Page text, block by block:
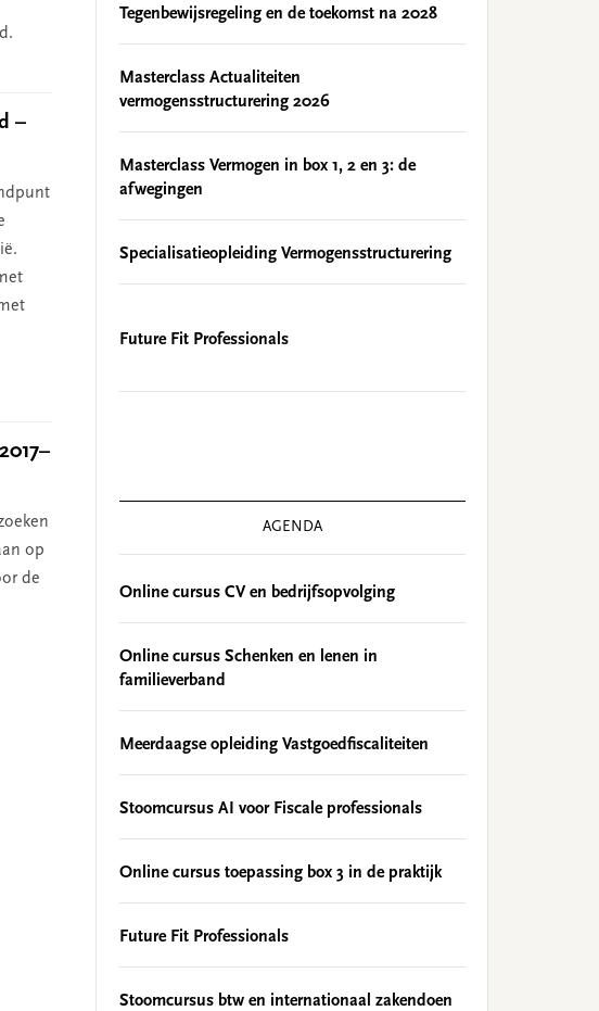
–
op
de
Tegenbewijsregeling en de toekomst na 2028
Masterclass Actualiteiten
vermogensstructurering 2026
Masterclass Vermogen in box 1, 2 en 3: de
afwegingen
Specialisatieopleiding Vermogensstructurering
Future Fit Professionals
AGENDA
Online cursus CV en bedrijfsopvolging
Online cursus Schenken en lenen in
familieverband
Meerdaagse opleiding Vastgoedfiscaliteiten
Stoomcursus AI voor Fiscale professionals
Online cursus toepassing box 3 in de praktijk
Future Fit Professionals
Stoomcursus btw en internationaal zakendoen